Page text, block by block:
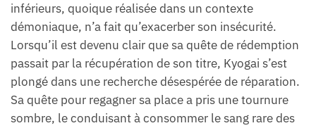
inférieurs, quoique réalisée dans un contexte
démoniaque, n’a fait qu’exacerber son insécurité.
Lorsqu’il est devenu clair que sa quête de rédemption
passait par la récupération de son titre, Kyogai s’est
plongé dans une recherche désespérée de réparation.
Sa quête pour regagner sa place a pris une tournure
sombre, le conduisant à consommer le sang rare des